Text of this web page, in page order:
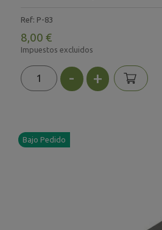
Ref: P-83
8,00 €
Impuestos excluidos
- +
Bajo Pedido